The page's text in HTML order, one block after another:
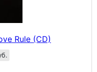
Rule (CD)